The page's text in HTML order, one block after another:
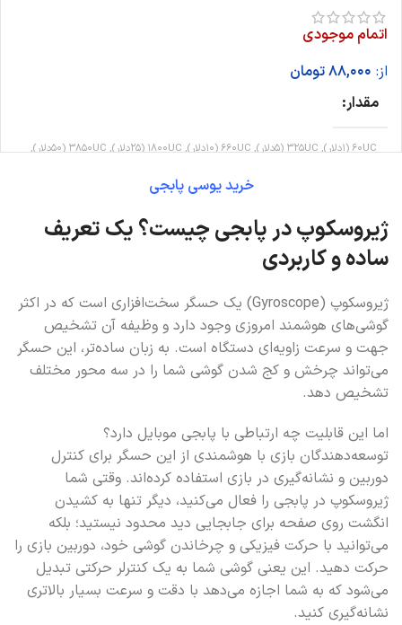
اتمام موجودی
از: 88,000تومان
مقدار
60UC (1دلار), 325UC (5دلار), 660UC (10دلار), 1800UC (25دلار), 3850UC (50دلار),
خرید یوسی پابجی
ژیروسکوپ در پابجی چیست؟ یک تعریف
ساده و کاربردی
ژیروسکوپ (Gyroscope) یک حسگر سخت‌افزاری است که در اکثر
گوشی‌های هوشمند امروزی وجود دارد و وظیفه آن تشخیص
جهت و سرعت زاویه‌ای دستگاه است. به زبان ساده‌تر، این حسگر
می‌تواند چرخش و کج شدن گوشی شما را در سه محور مختلف
تشخیص دهد.
اما این قابلیت چه ارتباطی با پابجی موبایل دارد؟
توسعه‌دهندگان بازی با هوشمندی از این حسگر برای کنترل
دوربین و نشانه‌گیری در بازی استفاده کرده‌اند. وقتی شما
ژیروسکوپ در پابجی را فعال می‌کنید، دیگر تنها به کشیدن
انگشت روی صفحه برای جابجایی دید محدود نیستید؛ بلکه
می‌توانید با حرکت فیزیکی و چرخاندن گوشی خود، دوربین بازی را
حرکت دهید. این یعنی گوشی شما به یک کنترلر حرکتی تبدیل
می‌شود که به شما اجازه می‌دهد با دقت و سرعت بسیار بالاتری
نشانه‌گیری کنید.